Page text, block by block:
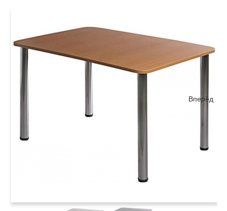
Вперёд